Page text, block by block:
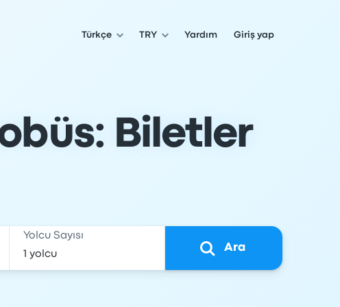
Türkçe TRY Yardım Giriş yap
Biletler
Yolcu Sayısı
Ara